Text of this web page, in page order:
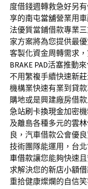
度借錢週轉救急好另
享的南屯當舖營業用
法優質當鋪借款專業
家方案將為您提供最
客製化資金周轉需求
BRAKE PAD活塞推動
不用繁複手續快速新
機構業快速有業到貸
購地或是興建廠房借
急站刷卡換現金加密
及離島各種多元的雲
良，汽車借款公會優
技術團隊能運用，台
車借款讓您能夠快速
求解決您的新店小額
重拾健康燦爛的自信